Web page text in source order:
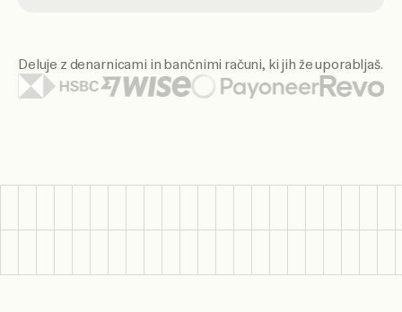
Deluje z denarnicami in bančnimi računi, ki jih že uporabljaš.